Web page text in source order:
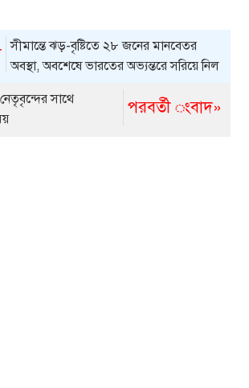
সীমান্তে ঝড়-বৃষ্টিতে ২৮ জনের মানবেতর
অবস্থা, অবশেষে ভারতের অভ্যন্তরে সরিয়ে নিল
পরবর্তী ংবাদ»
সাথে